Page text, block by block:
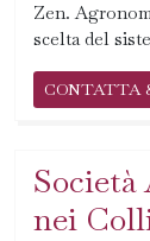
Zen.
scelta del
CONTATTA
nei